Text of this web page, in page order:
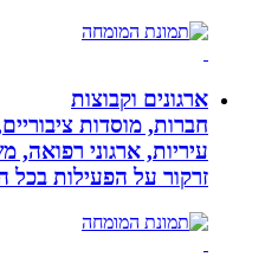
ארגונים וקבוצות
חברות, מוסדות ציבוריים,
עיריות, ארגוני רפואה,
זרקור על הפעילות בכל